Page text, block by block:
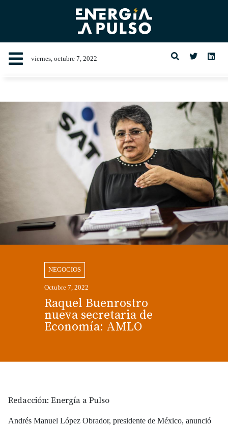
viernes, octubre 7, 2022
NEGOCIOS
Octubre 7, 2022
Raquel Buenrostro
nueva secretaria de
Economía: AMLO
Redacción: Energía a Pulso
Andrés Manuel López Obrador, presidente de México, anunció